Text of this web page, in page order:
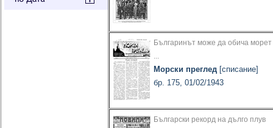
Българинът може да обича морет
...
Морски преглед [списание]
бр. 175, 01/02/1943
Български рекорд на дълго плув